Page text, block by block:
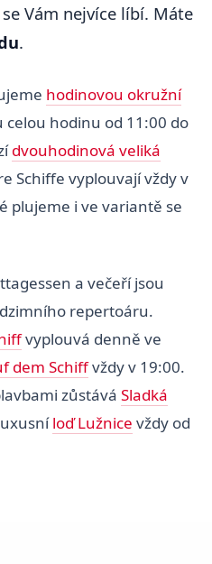
Vám nejvíce líbí. Máte
.
hodinovou okružní
celou hodinu od 11:00 do
dvouhodinová veliká
Schiffe vyplouvají vždy v
plujeme i ve variantě se
a večeří jsou
repertoáru.
vyplouvá denně ve
dem Schiffvždy v 19:00.
zůstává Sladká
loď Lužnice vždy od